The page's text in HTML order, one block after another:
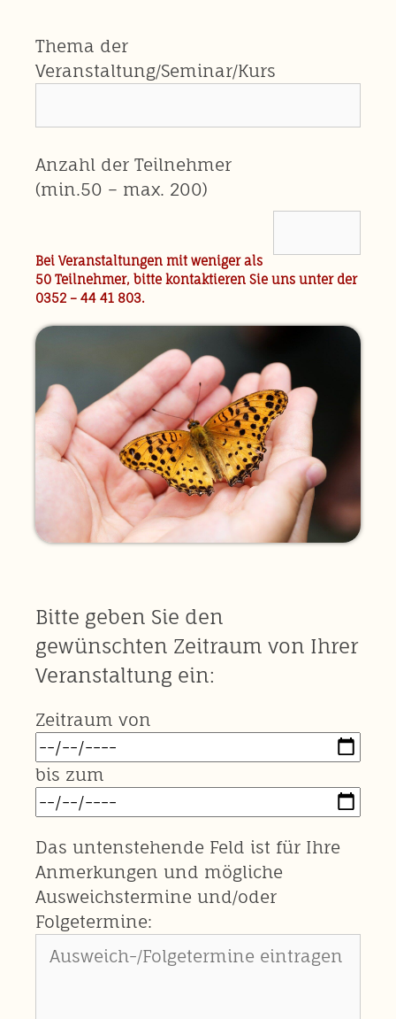
Thema der
Veranstaltung/Seminar/Kurs
Anzahl der Teilnehmer
(min.50 – max. 200)
Bei Veranstaltungen mit weniger als
50 Teilnehmer, bitte kontaktieren Sie uns unter der
0352 – 44 41 803.
Bitte geben Sie den
gewünschten Zeitraum von Ihrer
Veranstaltung ein:
Zeitraum von
bis zum
Das untenstehende Feld ist für Ihre
Anmerkungen und mögliche
Ausweichstermine und/oder
Folgetermine: